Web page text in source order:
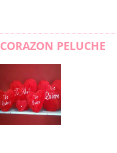
CORAZON PELUCHE